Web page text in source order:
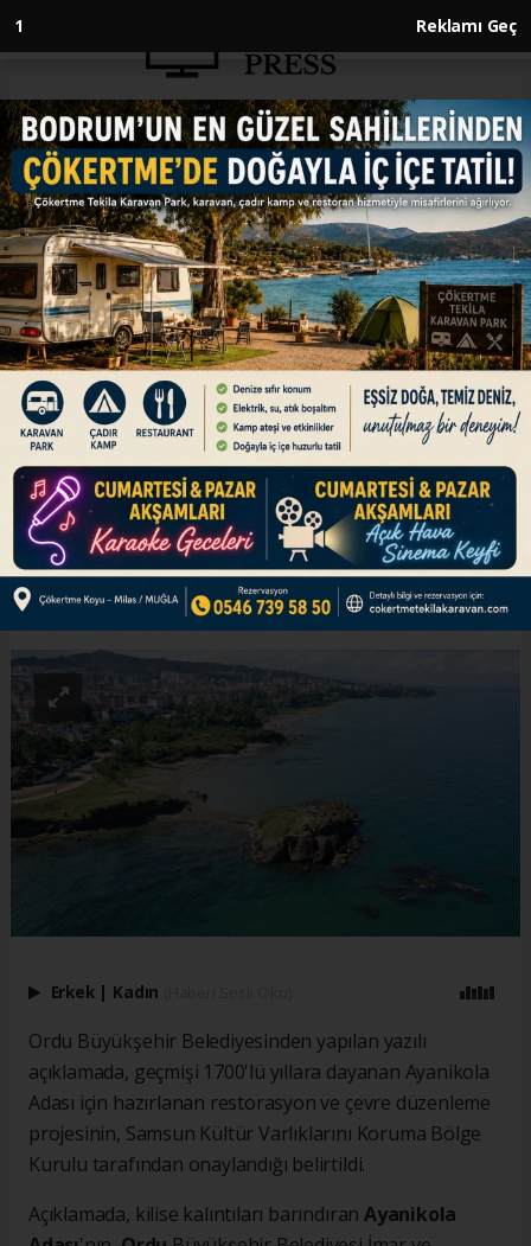
Anasayfa KÜLTÜR SANAT
Tarihi Ayanikola Adası Turizme
Kazandırılıyor
KÜLTÜR SANAT
31.03.2026 - 11:30, Güncelleme: 31.03.2026 - 11:30
Ordu Büyükşehir Belediyesi, geçmişi 1700’lü
yıllara dayanan ve kilise kalıntıları barındıran
Ayanikola Adası için hazırlanan restorasyon ve
çevre düzenleme projesinin Samsun Kültür
Varlıklarını Koruma Bölge Kurulu tarafından
onaylandığını duyurdu.
ABONE OL
Erkek | Kadın
Ordu Büyükşehir Belediyesinden yapılan yazılı
açıklamada, geçmişi 1700'lü yıllara dayanan Ayanikola
Adası için hazırlanan restorasyon ve çevre düzenleme
projesinin, Samsun Kültür Varlıklarını Koruma Bölge
Kurulu tarafından onaylandığı belirtildi.
Açıklamada, kilise kalıntıları barındıran Ayanikola